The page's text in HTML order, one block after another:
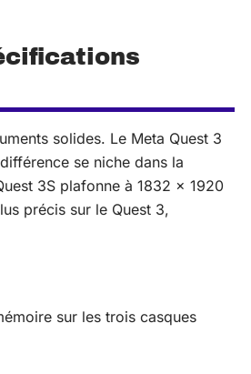
solides. Le Meta Quest 3
se niche dans la
3S plafonne à 1832 x 1920
précis sur le Quest 3,
sur les trois casques